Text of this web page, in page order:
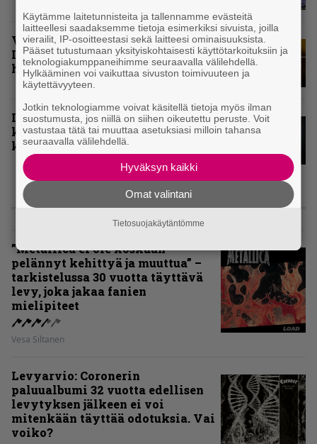
Vuoden 2024 raskaimmat – tässä
Infernon toimituskunnan
henkilökohtaiset kärkiviisikot
Inferno valitsi vuoden 2024
kovimmat albumit – tässä
kotimaisten kymmenen parasta
ARVIOT
”Metallica ei ole koskaan
pelännyt kehittyä ja muuttua” –
tarkistelussa 30 vuotta täyttävä
levy, joka jakaa fanien
mielipiteet
Vesa Siltanen
Levyarvio: Coronerin
paluualbumi 32 vuotta edellisen
levytyksen jälkeen ei voi
mitenkään täyttää odotuksia. Vai
voiko?
Käytämme laitetunnisteita ja tallennamme evästeitä
laitteellesi saadaksemme tietoja esimerkiksi sivuista, joilla
vierailit, IP-osoitteestasi sekä laitteesi ominaisuuksista.
Pääset tutustumaan yksityiskohtaisesti käyttötarkoituksiin ja
teknologiakumppaneihimme seuraavalla välilehdellä.
Hylkääminen voi vaikuttaa sivuston toimivuuteen ja
käytettävyyteen.
Jotkin teknologiamme voivat käsitellä tietoja myös ilman
suostumusta, jos niillä on siihen oikeutettu peruste. Voit
vastustaa tätä tai muuttaa asetuksiasi milloin tahansa
seuraavalla välilehdellä.
Hyväksyn kaikki
Omat valintani
Tietosuojakäytäntömme